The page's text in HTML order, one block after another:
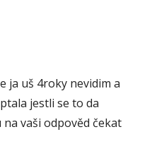
ja uš 4roky nevidim a
jestli se to da
vaši odpověd čekat